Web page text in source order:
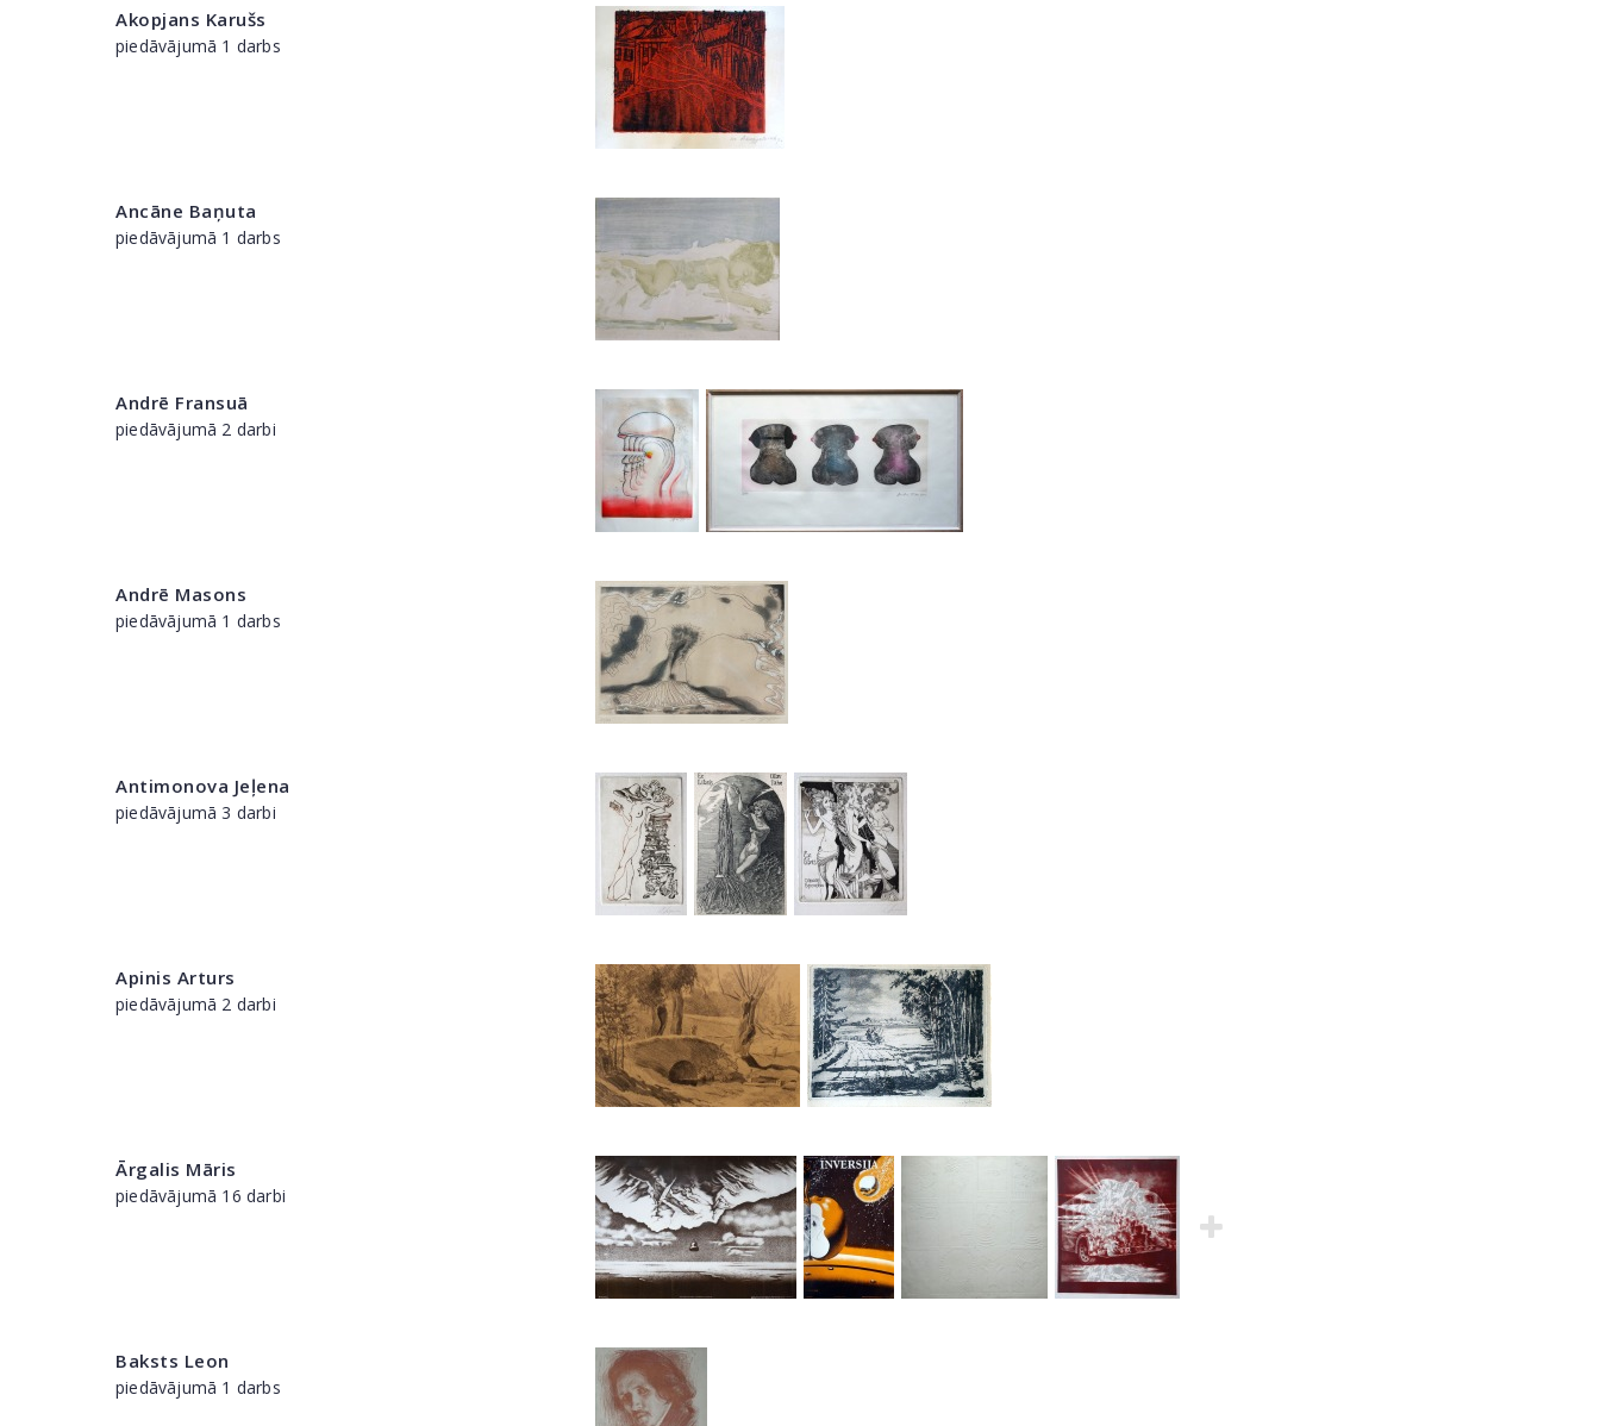
Akopjans Karušs
piedāvājumā 1 darbs
Ancāne Baņuta
piedāvājumā 1 darbs
Andrē Fransuā
piedāvājumā 2 darbi
Andrē Masons
piedāvājumā 1 darbs
Antimonova Jeļena
piedāvājumā 3 darbi
Apinis Arturs
piedāvājumā 2 darbi
Ārgalis Māris
piedāvājumā 16 darbi
Baksts Leon
piedāvājumā 1 darbs